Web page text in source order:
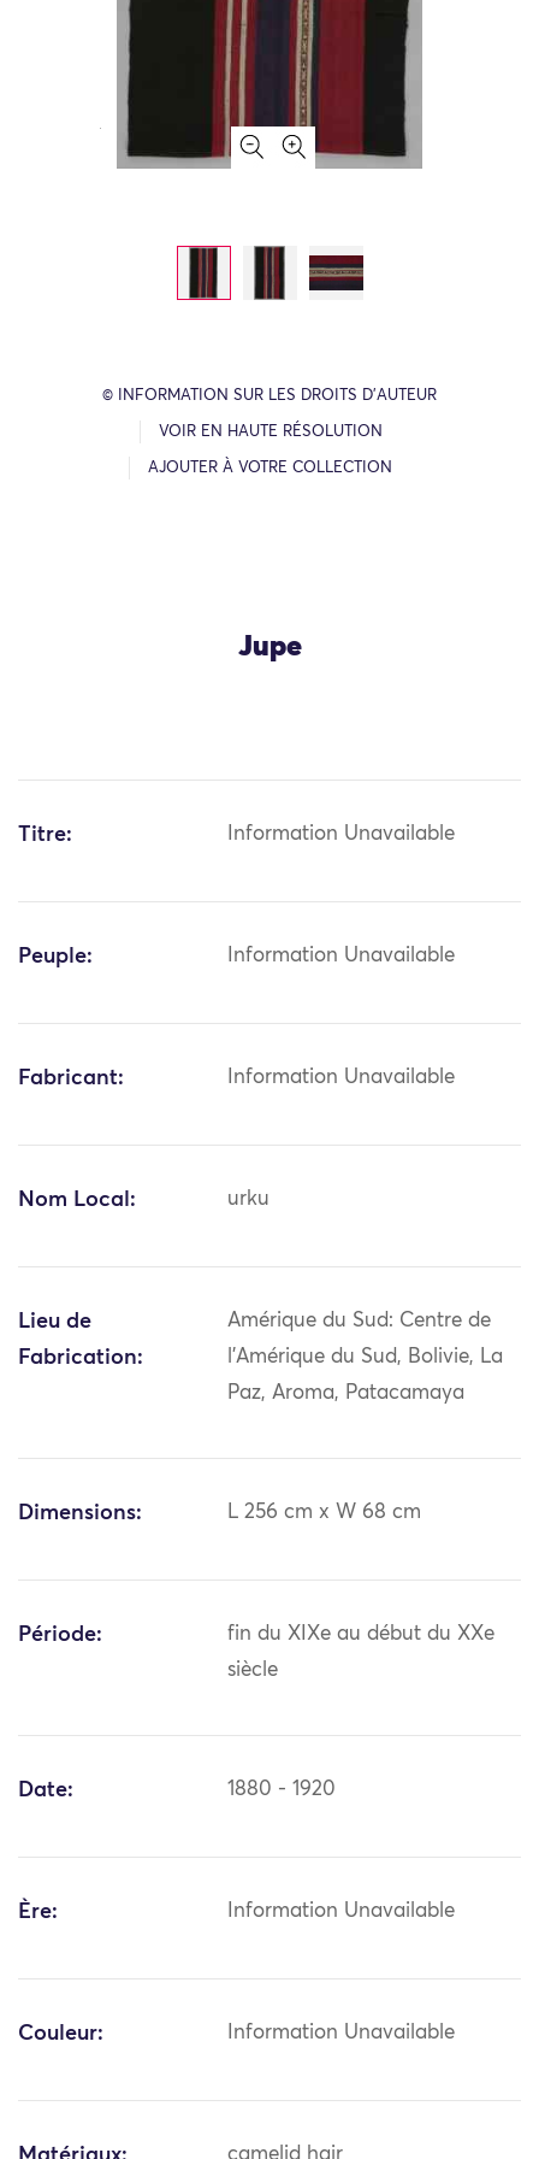
© INFORMATION SUR LES DROITS D’AUTEUR
VOIR EN HAUTE RÉSOLUTION
AJOUTER À VOTRE COLLECTION
Jupe
Titre: Information Unavailable
Peuple: Information Unavailable
Fabricant: Information Unavailable
Nom Local: urku
Lieu de
Fabrication:
Amérique du Sud: Centre de
l'Amérique du Sud, Bolivie, La
Paz, Aroma, Patacamaya
Dimensions: L 256 cm x W 68 cm
Période:
fin du XIXe au début du XXe
siècle
Date: 1880 - 1920
Ère: Information Unavailable
Couleur: Information Unavailable